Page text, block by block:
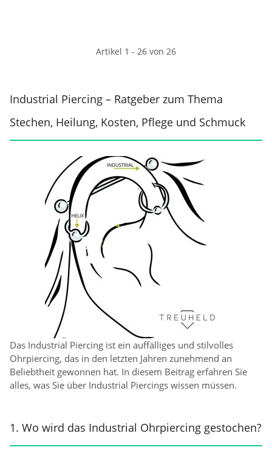
Artikel 1 - 26 von 26
Industrial Piercing – Ratgeber zum Thema
Stechen, Heilung, Kosten, Pflege und Schmuck
Das Industrial Piercing ist ein auffälliges und stilvolles
Ohrpiercing, das in den letzten Jahren zunehmend an
Beliebtheit gewonnen hat. In diesem Beitrag erfahren Sie
alles, was Sie über Industrial Piercings wissen müssen.
1. Wo wird das Industrial Ohrpiercing gestochen?